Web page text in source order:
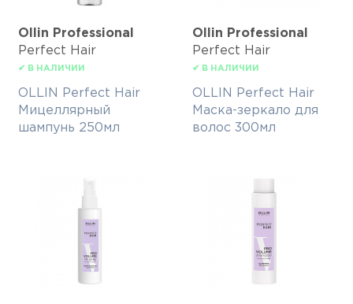
Ollin Professional
Perfect Hair
✔ В НАЛИЧИИ
OLLIN Perfect Hair
Мицеллярный
шампунь 250мл
Ollin Professional
Perfect Hair
✔ В НАЛИЧИИ
OLLIN Perfect Hair
Маска-зеркало для
волос 300мл